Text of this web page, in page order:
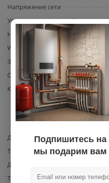
Напряжение сети
Управление со смартфона
Наличие цифрового дисплея
Wi-Fi
Защита от перегрева
Объем
Комплектация
Диаметр подводки для воды
Тип ТЭНа
Давление воды, макс.
Тип водонагревателя
Подпишитесь
мы подарим вам